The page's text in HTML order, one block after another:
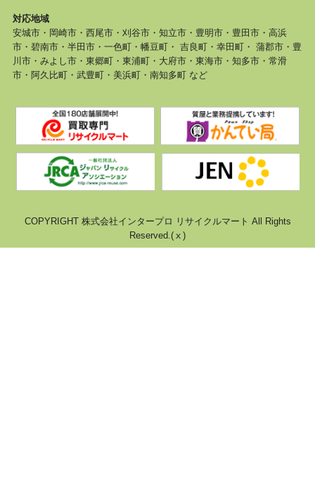
対応地域
安城市・岡崎市・西尾市・刈谷市・知立市・豊明市・豊田市・高浜
市・碧南市・半田市・一色町・幡豆町・ 吉良町・幸田町・ 蒲郡市・豊
川市・みよし市・東郷町・東浦町・大府市・東海市・知多市・常滑
市・阿久比町・武豊町・美浜町・南知多町 など
COPYRIGHT 株式会社インタープロ リサイクルマート All Rights
Reserved.(ⅹ)